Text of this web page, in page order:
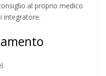
al proprio medico
integratore.